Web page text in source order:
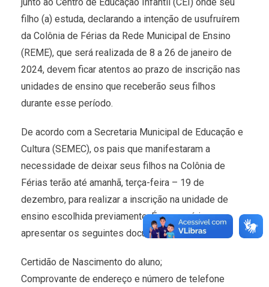
filho (a) estuda, declarando a intenção de usufruírem
da Colônia de Férias da Rede Municipal de Ensino
(REME), que será realizada de 8 a 26 de janeiro de
2024, devem ficar atentos ao prazo de inscrição nas
unidades de ensino que receberão seus filhos
durante esse período.
De acordo com a Secretaria Municipal de Educação e
Cultura (SEMEC), os pais que manifestaram a
necessidade de deixar seus filhos na Colônia de
Férias terão até amanhã, terça-feira – 19 de
dezembro, para realizar a inscrição na unidade de
ensino escolhida previamente. É necessário
apresentar os seguintes documentos:
Certidão de Nascimento do aluno;
Comprovante de endereço e número de telefone